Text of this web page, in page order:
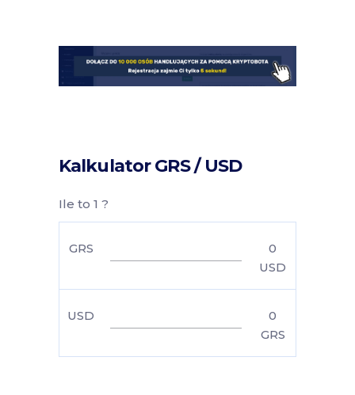
Kalkulator GRS / USD
Ile to 1 ?
GRS
0
USD
USD
0
GRS